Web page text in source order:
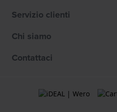
Servizio clienti
Chi siamo
Contattaci